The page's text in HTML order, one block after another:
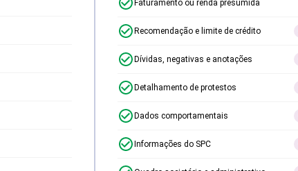
Faturamento ou renda presumida
Recomendação e limite de crédito
Dívidas, negativas e anotações
Detalhamento de protestos
Dados comportamentais
Informações do SPC